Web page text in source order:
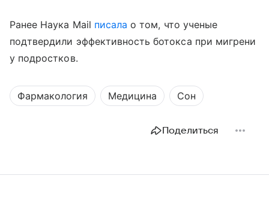
Ранее Наука Mail писала о том, что ученые
подтвердили эффективность ботокса при мигрени
у подростков.
Фармакология Медицина Сон
Поделиться